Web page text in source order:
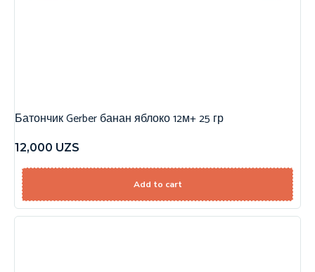
Батончик Gerber банан яблоко 12м+ 25 гр
12,000 UZS
Add to cart